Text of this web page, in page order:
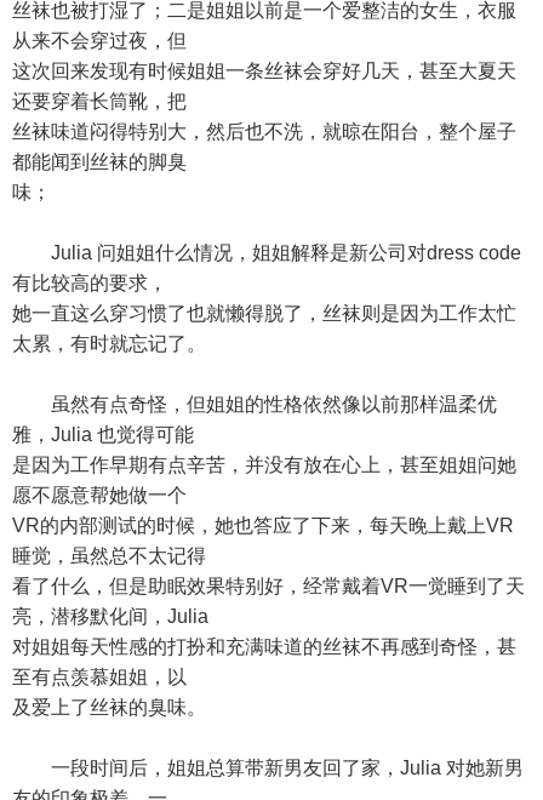
丝袜也被打湿了；二是姐姐以前是一个爱整洁的女生，衣服
从来不会穿过夜，但
这次回来发现有时候姐姐一条丝袜会穿好几天，甚至大夏天
还要穿着长筒靴，把
丝袜味道闷得特别大，然后也不洗，就晾在阳台，整个屋子
都能闻到丝袜的脚臭
味；
Julia 问姐姐什么情况，姐姐解释是新公司对dress code
有比较高的要求，
她一直这么穿习惯了也就懒得脱了，丝袜则是因为工作太忙
太累，有时就忘记了。
虽然有点奇怪，但姐姐的性格依然像以前那样温柔优
雅，Julia 也觉得可能
是因为工作早期有点辛苦，并没有放在心上，甚至姐姐问她
愿不愿意帮她做一个
VR的内部测试的时候，她也答应了下来，每天晚上戴上VR
睡觉，虽然总不太记得
看了什么，但是助眠效果特别好，经常戴着VR一觉睡到了天
亮，潜移默化间，Julia
对姐姐每天性感的打扮和充满味道的丝袜不再感到奇怪，甚
至有点羡慕姐姐，以
及爱上了丝袜的臭味。
一段时间后，姐姐总算带新男友回了家，Julia 对她新男